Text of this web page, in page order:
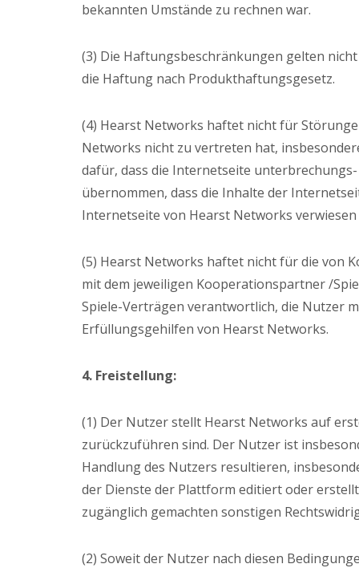
bekannten Umstände zu rechnen war.
(3) Die Haftungsbeschränkungen gelten
die Haftung nach Produkthaftungsgesetz.
(4) Hearst Networks haftet nicht für
Networks nicht zu vertreten hat,
dafür, dass die Internetseite
übernommen, dass die Inhalte der
Internetseite von Hearst Networks
(5) Hearst Networks haftet nicht für die von
mit dem jeweiligen Kooperationspartner /
Spiele-Verträgen verantwortlich, die Nutzer
Erfüllungsgehilfen von Hearst Networks.
4. Freistellung:
(1) Der Nutzer stellt Hearst Networks auf
zurückzuführen sind. Der Nutzer ist
Handlung des Nutzers resultieren,
der Dienste der Plattform editiert oder
zugänglich gemachten sonstigen
(2) Soweit der Nutzer nach diesen